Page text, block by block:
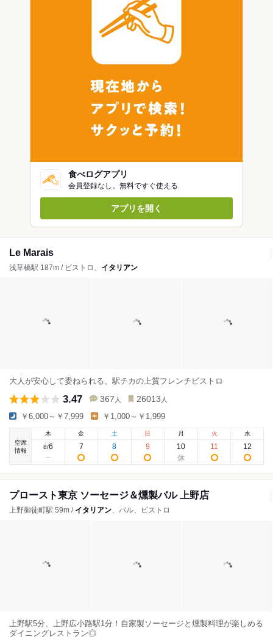
食べログアプリ
会員登録なし。無料ですぐ使える
アプリを開く
Le Marais
浅草橋駅 187m / ビストロ、 イタリアン
大人が安心して委ねられる、駅チカの上質フレンチビストロ
3.47 367 人 26013 人
￥6,000～￥7,999 ￥1,000～￥1,999
空席
情報
木
8/6
金
7
土
8
日
9
月
10
火
11
水
12
プロースト東京 ソーセージ＆燻製バル 上野店
上野御徒町駅 59m / イタリアン、バル、ビストロ
上野駅5分、上野広小路駅1分！自家製ソーセージと燻製料理が楽しめる
ダイニングレストラン◎